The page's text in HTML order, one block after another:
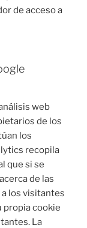
de acceso a
web
de los
los
recopila
que si se
de las
los visitantes
propia cookie
La